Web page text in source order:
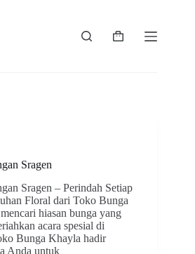
Sragen
Sragen – Perindah Setiap
Floral dari Toko Bunga
hiasan bunga yang
acara spesial di
Bunga Khayla hadir
Anda untuk